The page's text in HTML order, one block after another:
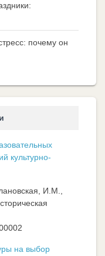
почему он
культурно-
И.М.,
на выбор